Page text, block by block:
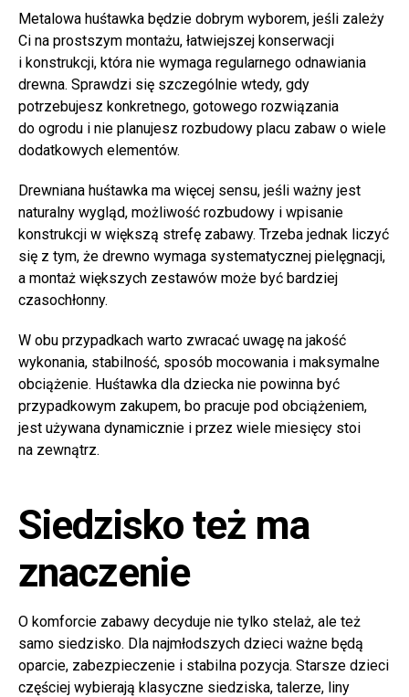
Metalowa huśtawka będzie dobrym wyborem, jeśli zależy
Ci na prostszym montażu, łatwiejszej konserwacji
i konstrukcji, która nie wymaga regularnego odnawiania
drewna. Sprawdzi się szczególnie wtedy, gdy
potrzebujesz konkretnego, gotowego rozwiązania
do ogrodu i nie planujesz rozbudowy placu zabaw o wiele
dodatkowych elementów.
Drewniana huśtawka ma więcej sensu, jeśli ważny jest
naturalny wygląd, możliwość rozbudowy i wpisanie
konstrukcji w większą strefę zabawy. Trzeba jednak liczyć
się z tym, że drewno wymaga systematycznej pielęgnacji,
a montaż większych zestawów może być bardziej
czasochłonny.
W obu przypadkach warto zwracać uwagę na jakość
wykonania, stabilność, sposób mocowania i maksymalne
obciążenie. Huśtawka dla dziecka nie powinna być
przypadkowym zakupem, bo pracuje pod obciążeniem,
jest używana dynamicznie i przez wiele miesięcy stoi
na zewnątrz.
Siedzisko też ma
znaczenie
O komforcie zabawy decyduje nie tylko stelaż, ale też
samo siedzisko. Dla najmłodszych dzieci ważne będą
oparcie, zabezpieczenie i stabilna pozycja. Starsze dzieci
częściej wybierają klasyczne siedziska, talerze, liny